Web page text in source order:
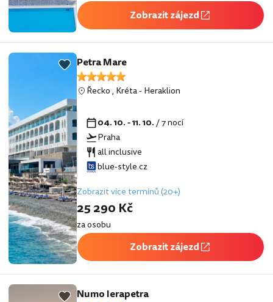
Zobrazit zájezd
Petra Mare
Řecko, Kréta-Heraklion
04. 10. - 11. 10./ 7 nocí
Praha
all inclusive
blue-style.cz
Zobrazit více termínů (20+)
25 290 Kč
za osobu
Zobrazit zájezd
Numo Ierapetra